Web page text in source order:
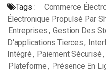
Tags : Commerce
Électronique Propulsé Par
Entreprises, Gestion Des
D'applications Tierces,
Intégré, Paiement Sécurisé,
Plateforme, Présence En